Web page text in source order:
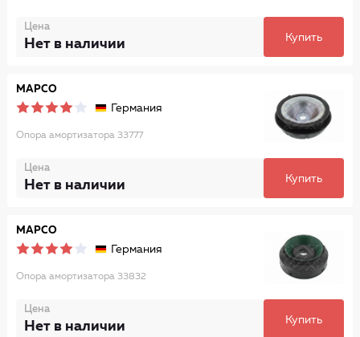
Цена
Нет в наличии Купить
MAPCO
Германия
Опора амортизатора 33777
Цена
Нет в наличии Купить
MAPCO
Германия
Опора амортизатора 33832
Цена
Нет в наличии Купить